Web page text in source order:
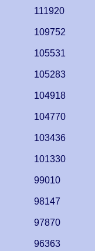
111920
109752
105531
105283
104918
104770
103436
101330
99010
98147
97870
96363